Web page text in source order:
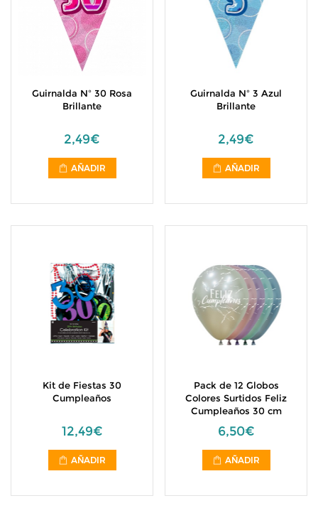
Guirnalda Nº 30 Rosa
Brillante
2,49€
AÑADIR
Guirnalda Nº 3 Azul
Brillante
2,49€
AÑADIR
Kit de Fiestas 30
Cumpleaños
12,49€
AÑADIR
Pack de 12 Globos
Colores Surtidos Feliz
Cumpleaños 30 cm
6,50€
AÑADIR